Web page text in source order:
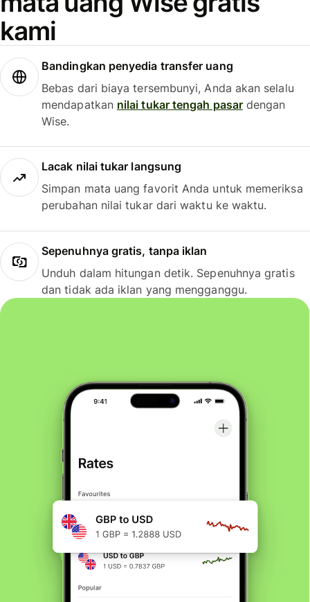
kami
Bandingkan penyedia transfer uang
Bebas dari biaya tersembunyi, Anda akan selalu
mendapatkan nilai tukar tengah pasardengan
Wise.
Lacak nilai tukar langsung
Simpan mata uang favorit Anda untuk memeriksa
perubahan nilai tukar dari waktu ke waktu.
Sepenuhnya gratis, tanpa iklan
Unduh dalam hitungan detik. Sepenuhnya gratis
dan tidak ada iklan yang mengganggu.